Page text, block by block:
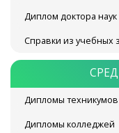
Диплом доктора наук
Справки из учебных
Дипломы техникумов
Дипломы колледжей